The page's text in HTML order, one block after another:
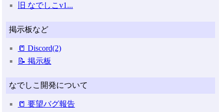
旧 なでしこv1...
掲示板など
📒 Discord(2)
📝 掲示板
なでしこ開発について
📒 要望バグ報告